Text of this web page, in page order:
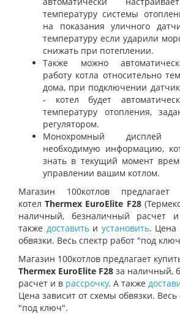
температуру системы
на показания уличного
температуру если ударили
снижать при потеплении.
Также можно
работу котла относительно
дома, при подключении
- котел будет
температуру отопления,
регулятором.
Монохромный
необходимую информацию,
знать в текущий момент
управлении вашим котлом.
Магазин 100котлов предлагает
котелThermex EuroElite F28
наличный, безналичный расчет
также доставить и установить. Цена
обвязки. Весь спектр работ "под
Магазин 100котлов предлагает
Thermex EuroElite F28 за наличный,
расчет и в рассрочку. А также
Цена зависит от схемы обвязки. Весь
"под ключ".